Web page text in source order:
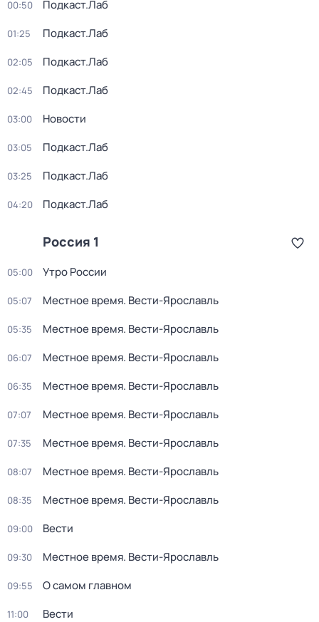
00:50 Подкаст.Лаб
01:25 Подкаст.Лаб
02:05 Подкаст.Лаб
02:45 Подкаст.Лаб
03:00 Новости
03:05 Подкаст.Лаб
03:25 Подкаст.Лаб
04:20 Подкаст.Лаб
Россия 1
05:00 Утро России
05:07 Местное время. Вести-Ярославль
05:35 Местное время. Вести-Ярославль
06:07 Местное время. Вести-Ярославль
06:35 Местное время. Вести-Ярославль
07:07 Местное время. Вести-Ярославль
07:35 Местное время. Вести-Ярославль
08:07 Местное время. Вести-Ярославль
08:35 Местное время. Вести-Ярославль
09:00 Вести
09:30 Местное время. Вести-Ярославль
09:55 О самом главном
11:00 Вести